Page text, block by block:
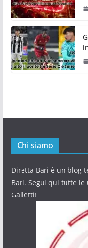
Chi siamo
Diretta Bari è un blog
Bari. Segui qui tutte le
Galletti!